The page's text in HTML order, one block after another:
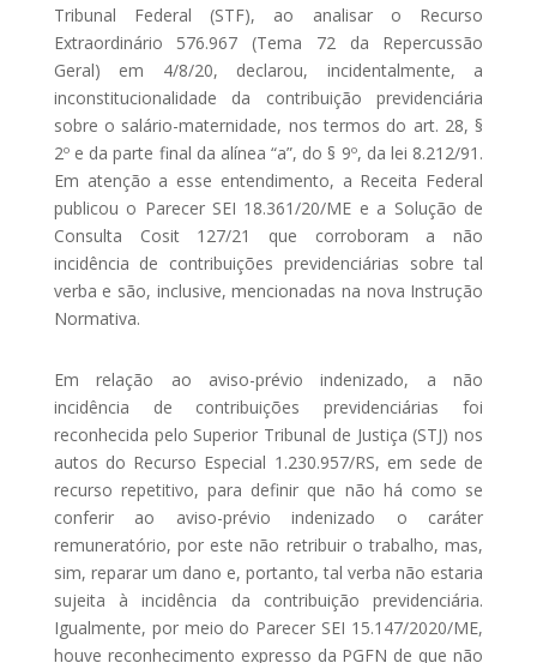
Tribunal Federal (STF), ao analisar o Recurso
Extraordinário 576.967 (Tema 72 da Repercussão
Geral) em 4/8/20, declarou, incidentalmente, a
inconstitucionalidade da contribuição previdenciária
sobre o salário-maternidade, nos termos do art. 28, §
2º e da parte final da alínea “a”, do § 9º, da lei 8.212/91.
Em atenção a esse entendimento, a Receita Federal
publicou o Parecer SEI 18.361/20/ME e a Solução de
Consulta Cosit 127/21 que corroboram a não
incidência de contribuições previdenciárias sobre tal
verba e são, inclusive, mencionadas na nova Instrução
Normativa.
Em relação ao aviso-prévio indenizado, a não
incidência de contribuições previdenciárias foi
reconhecida pelo Superior Tribunal de Justiça (STJ) nos
autos do Recurso Especial 1.230.957/RS, em sede de
recurso repetitivo, para definir que não há como se
conferir ao aviso-prévio indenizado o caráter
remuneratório, por este não retribuir o trabalho, mas,
sim, reparar um dano e, portanto, tal verba não estaria
sujeita à incidência da contribuição previdenciária.
Igualmente, por meio do Parecer SEI 15.147/2020/ME,
houve reconhecimento expresso da PGFN de que não